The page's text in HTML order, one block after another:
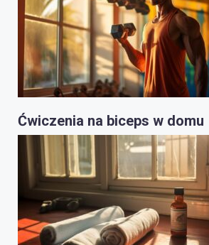
Ćwiczenia na biceps w domu